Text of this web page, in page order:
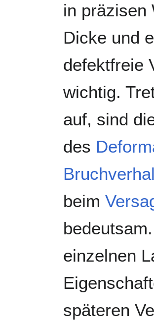
in präzisen
Dicke und
defektfreie
wichtig.
auf, sind
des
beim
einzelnen
späteren